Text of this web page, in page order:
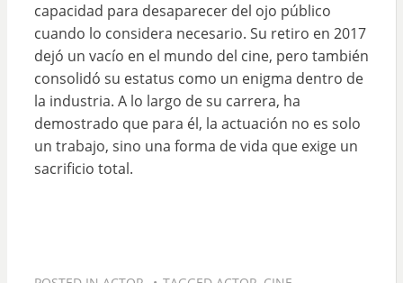
capacidad para desaparecer del ojo público
cuando lo considera necesario. Su retiro en 2017
dejó un vacío en el mundo del cine, pero también
consolidó su estatus como un enigma dentro de
la industria. A lo largo de su carrera, ha
demostrado que para él, la actuación no es solo
un trabajo, sino una forma de vida que exige un
sacrificio total.